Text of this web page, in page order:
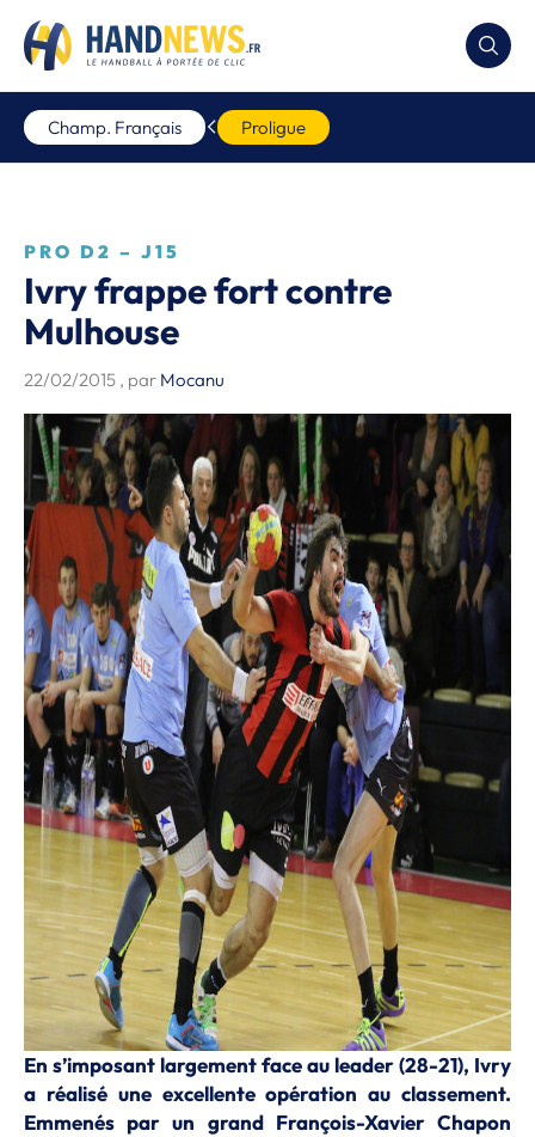
Champ. Français Proligue
PRO D2 – J15
Ivry frappe fort contre
Mulhouse
22/02/2015 , par Mocanu
En s’imposant largement face au leader (28-21), Ivry
a réalisé une excellente opération au classement.
Emmenés par un grand François-Xavier Chapon